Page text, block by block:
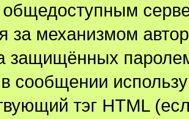
общедоступным
за механизмом
защищённых
в сообщении
тэг HTML